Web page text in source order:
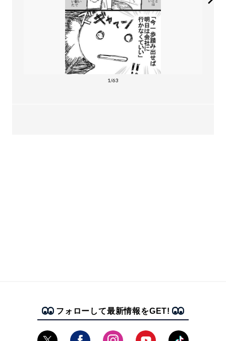
1/63
フォローして最新情報をGET!